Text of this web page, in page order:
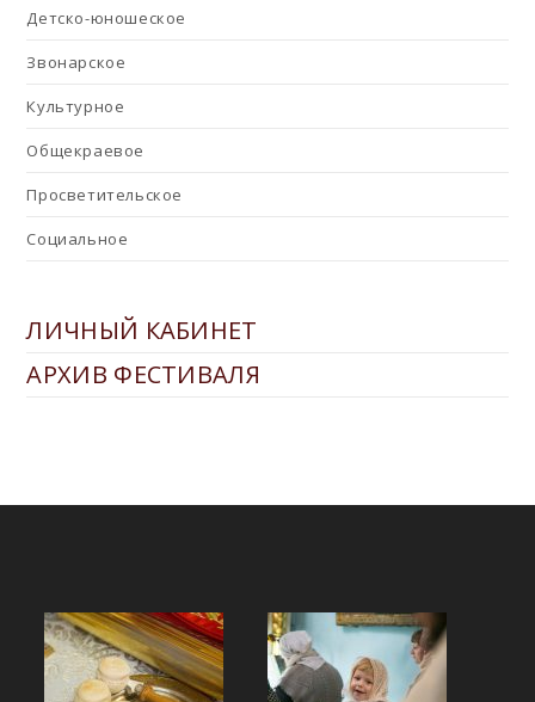
Детско-юношеское
Звонарское
Культурное
Общекраевое
Просветительское
Социальное
ЛИЧНЫЙ КАБИНЕТ
АРХИВ ФЕСТИВАЛЯ